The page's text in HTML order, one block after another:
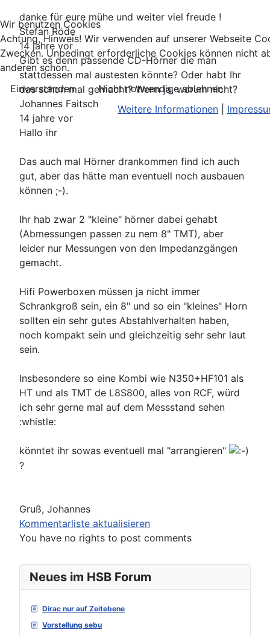
Neues im HSB Forum
Dirac nur auf Zeitebene
Vorstellung sebu
danke für eure mühe und weiter viel freude !
Stefan Röde
14 jahre vor
Gibt es denn passende CD-Hörner die man
stattdessen mal austesten könnte? Oder habt Ihr
das schon mal gemacht? Wenn ja, warum nicht?
Johannes Faitsch
14 jahre vor
Hallo ihr
Das auch mal Hörner drankommen find ich auch
gut, aber das hätte man eventuell noch ausbauen
können ;-).
Ihr hab zwar 2 "kleine" hörner dabei gehabt
(Abmessungen passen zu nem 8" TMT), aber
leider nur Messungen von den Impedanzgängen
gemacht.
Hifi Powerboxen müssen ja nicht immer
Schrankgroß sein, ein 8" und so ein "kleines" Horn
sollten ein sehr gutes Abstahlverhalten haben,
noch kompakt sein und gleichzeitig sehr sehr laut
sein.
Insbesondere so eine Kombi wie N350+HF101 als
HT und als TMT de L8S800, alles von RCF, würd
ich sehr gerne mal auf dem Messstand sehen
:whistle:
könntet ihr sowas eventuell mal "arrangieren"
?
Gruß, Johannes
Kommentarliste aktualisieren
You have no rights to post comments
Wir benutzen Cookies
Achtung, Hinweis! Wir verwenden auf unserer Webseite
Zwecken. Unbedingt erforderliche Cookies können nicht
anderen schon.
Einverstanden
Nicht notwendige ablehnen
Weitere Informationen